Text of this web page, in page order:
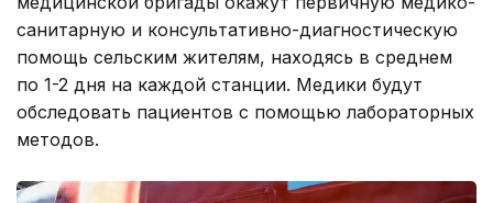
санитарную и консультативно-диагностическую
помощь сельским жителям, находясь в среднем
по 1-2 дня на каждой станции. Медики будут
обследовать пациентов с помощью лабораторных
методов.